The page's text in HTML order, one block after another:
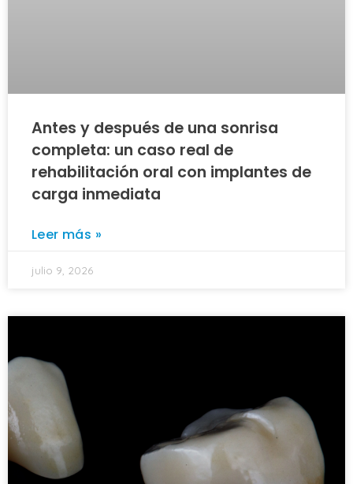
Antes y después de una sonrisa
completa: un caso real de
rehabilitación oral con implantes de
carga inmediata
Leer más »
julio 9, 2026